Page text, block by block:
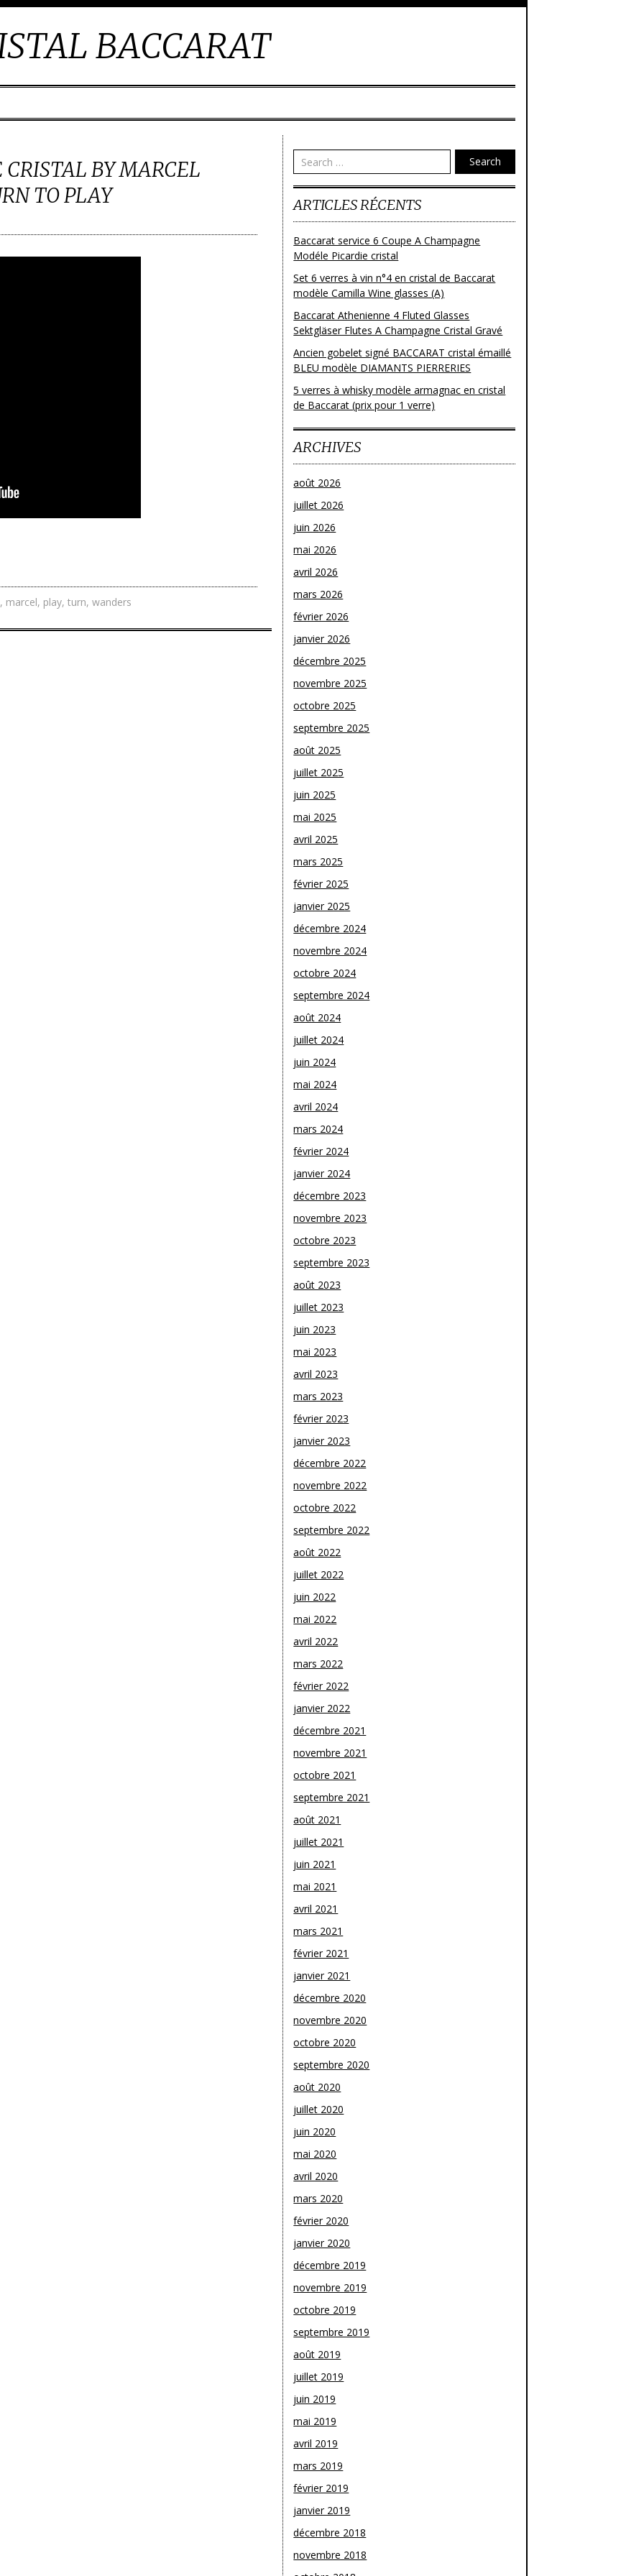
BACCARAT
CRISTAL BY MARCEL
TO PLAY
, marcel, play, turn, wanders
Search
ARTICLES RÉCENTS
Baccarat service 6 Coupe A Champagne
Modéle Picardie cristal
Set 6 verres à vin n°4 en cristal de Baccarat
modèle Camilla Wine glasses (A)
Baccarat Athenienne 4 Fluted Glasses
Sektgläser Flutes A Champagne Cristal Gravé
Ancien gobelet signé BACCARAT cristal émaillé
BLEU modèle DIAMANTS PIERRERIES
5 verres à whisky modèle armagnac en cristal
de Baccarat (prix pour 1 verre)
ARCHIVES
août 2026
juillet 2026
juin 2026
mai 2026
avril 2026
mars 2026
février 2026
janvier 2026
décembre 2025
novembre 2025
octobre 2025
septembre 2025
août 2025
juillet 2025
juin 2025
mai 2025
avril 2025
mars 2025
février 2025
janvier 2025
décembre 2024
novembre 2024
octobre 2024
septembre 2024
août 2024
juillet 2024
juin 2024
mai 2024
avril 2024
mars 2024
février 2024
janvier 2024
décembre 2023
novembre 2023
octobre 2023
septembre 2023
août 2023
juillet 2023
juin 2023
mai 2023
avril 2023
mars 2023
février 2023
janvier 2023
décembre 2022
novembre 2022
octobre 2022
septembre 2022
août 2022
juillet 2022
juin 2022
mai 2022
avril 2022
mars 2022
février 2022
janvier 2022
décembre 2021
novembre 2021
octobre 2021
septembre 2021
août 2021
juillet 2021
juin 2021
mai 2021
avril 2021
mars 2021
février 2021
janvier 2021
décembre 2020
novembre 2020
octobre 2020
septembre 2020
août 2020
juillet 2020
juin 2020
mai 2020
avril 2020
mars 2020
février 2020
janvier 2020
décembre 2019
novembre 2019
octobre 2019
septembre 2019
août 2019
juillet 2019
juin 2019
mai 2019
avril 2019
mars 2019
février 2019
janvier 2019
décembre 2018
novembre 2018